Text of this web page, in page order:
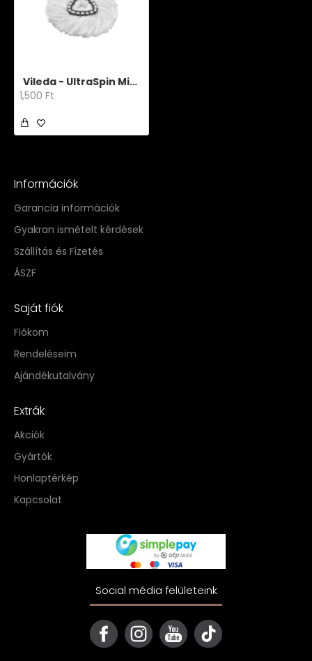
Vileda - UltraSpin Mini fej
1,500 Ft
Információk
Garancia információk
Gyakran ismételt kérdések
Szállítás és Fizetés
ÁSZF
Saját fiók
Fiókom
Rendeléseim
Ajándékutalvány
Extrák
Akciók
Gyártók
Honlaptérkép
Kapcsolat
Social média felületeink